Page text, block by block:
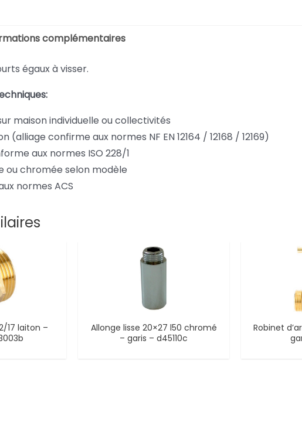
complémentaires
égaux à visser.
maison individuelle ou collectivités
(alliage confirme aux normes NF EN 12164 / 12168 / 12169)
aux normes ISO 228/1
ou chromée selon modèle
normes ACS
17 laiton –
Allonge lisse 20×27 l50 chromé
– garis – d45110c
Robinet